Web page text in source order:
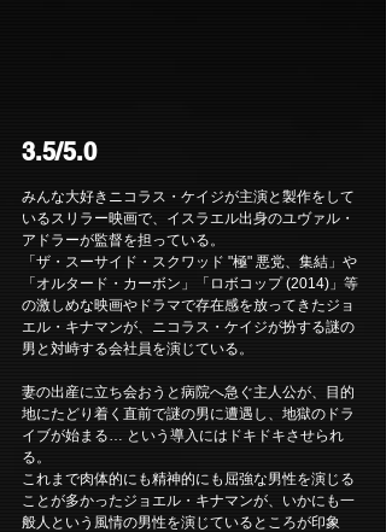
3.5/5.0
みんな大好きニコラス・ケイジが主演と製作をして
いるスリラー映画で、イスラエル出身のユヴァル・
アドラーが監督を担っている。
「ザ・スーサイド・スクワッド "極" 悪党、集結」や
「オルタード・カーボン」「ロボコップ (2014)」等
の激しめな映画やドラマで存在感を放ってきたジョ
エル・キナマンが、ニコラス・ケイジが扮する謎の
男と対峙する会社員を演じている。
妻の出産に立ち会おうと病院へ急ぐ主人公が、目的
地にたどり着く直前で謎の男に遭遇し、地獄のドラ
イブが始まる… という導入にはドキドキさせられ
る。
これまで肉体的にも精神的にも屈強な男性を演じる
ことが多かったジョエル・キナマンが、いかにも一
般人という風情の男性を演じているところが印象